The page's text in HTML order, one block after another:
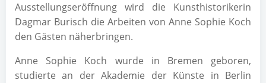
Ausstellungseröffnung wird die Kunsthistorikerin
Dagmar Burisch die Arbeiten von Anne Sophie Koch
den Gästen näherbringen.
Anne Sophie Koch wurde in Bremen geboren,
studierte an der Akademie der Künste in Berlin